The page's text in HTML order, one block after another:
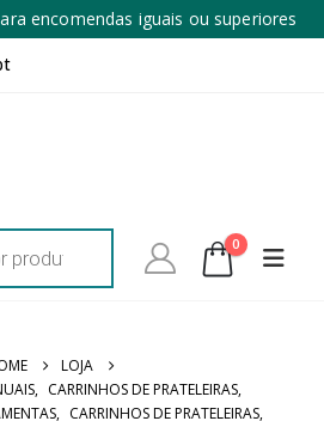
encomendas iguais ou superiores
a 100€ + IVA*
0
LOJA
, CARRINHOS DE PRATELEIRAS,
, CARRINHOS DE PRATELEIRAS,